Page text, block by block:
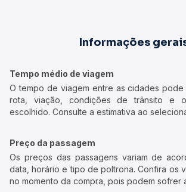
Informações
Tempo médio de viagem
O tempo de viagem entre as cidades
rota, viação, condições de trânsito e
escolhido. Consulte a estimativa ao
Preço da passagem
Os preços das passagens variam de
data, horário e tipo de poltrona. Confira os
no momento da compra, pois podem sofrer